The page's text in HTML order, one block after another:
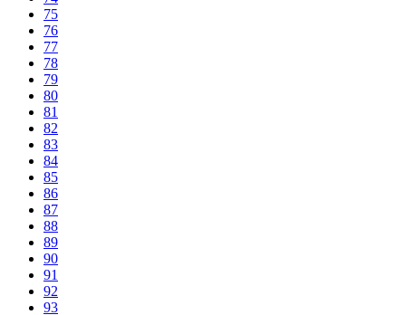
75
76
77
78
79
80
81
82
83
84
85
86
87
88
89
90
91
92
93